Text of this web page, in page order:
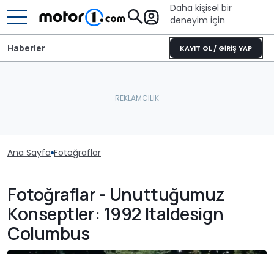
Daha kişisel bir
deneyim için
KAYIT OL / GİRİŞ YAP
Haberler
Ana Sayfa Fotoğraflar
Fotoğraflar - Unuttuğumuz
Konseptler: 1992 Italdesign
Columbus